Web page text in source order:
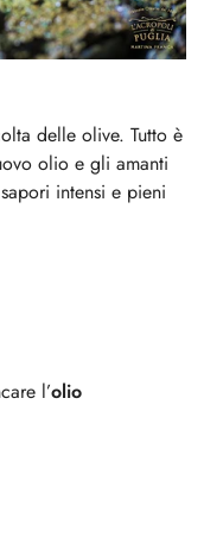
delle olive. Tutto è
olio e gli amanti
intensi e pieni
l’olio